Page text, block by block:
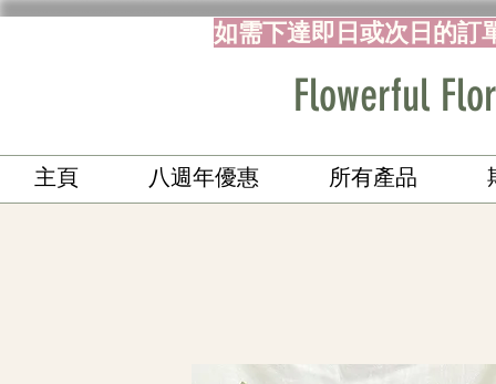
如需下達即日或次日的訂
Flowerful
主頁 八週年優惠 所有產品